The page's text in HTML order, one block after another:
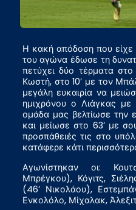
Η κακή απόδοση που είχε
του αγώνα έδωσε τη
πετύχει δύο τέρματα
Κωστή, στο 10’ με τον
μεγάλη ευκαιρία να
ημιχρόνου ο Λιάγκας
ομάδα μας βελτίωσε την
και μείωσε στο 63’ με
προσπάθειές τις στο
κατάφερε κάτι
Αγωνίστηκαν οι:
Μπρέγκου), Κόγιτς,
(46’ Νικολάου),
Ενκολόλο, Μίχαλακ,